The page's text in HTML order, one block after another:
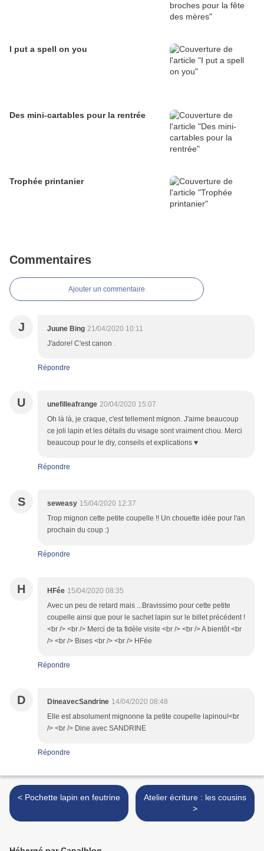
I put a spell on you
Des mini-cartables pour la rentrée
Trophée printanier
Commentaires
Ajouter un commentaire
J Juune Bing 21/04/2020 10:11
J'adore! C'est canon .
Répondre
U unefilleafrange 20/04/2020 15:07
Oh là là, je craque, c'est tellement mignon. J'aime beaucoup
ce joli lapin et les détails du visage sont vraiment chou. Merci
beaucoup pour le diy, conseils et explications ♥
Répondre
S seweasy 15/04/2020 12:37
Trop mignon cette petite coupelle !! Un chouette idée pour l'an
prochain du coup :)
Répondre
H HFée 15/04/2020 08:35
Avec un peu de retard mais ...Bravissimo pour cette petite
coupelle ainsi que pour le sachet lapin sur le billet précédent !
<br /> <br /> Merci de ta fidèle visite <br /> <br /> A bientôt <br
/> <br /> Bises <br /> <br /> HFée
Répondre
D DineavecSandrine 14/04/2020 08:48
Elle est absolument mignonne ta petite coupelle lapinou!<br
/> <br /> Dine avec SANDRINE
Répondre
< Pochette lapin en feutrine
Atelier écriture : les cousins
>